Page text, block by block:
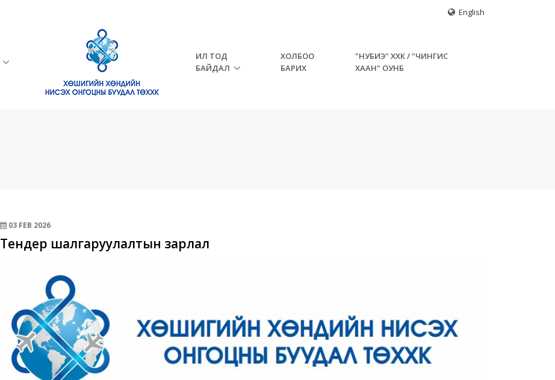
English
ИЛ ТОД
БАЙДАЛ
ХОЛБОО
БАРИХ
"НУБИЭ" ХХК / "ЧИНГИС
ХААН" ОУНБ
03 FEB 2026
Тендер шалгаруулалтын зарлал